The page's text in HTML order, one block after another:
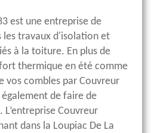
est une entreprise de
les travaux d'isolation et
à la toiture. En plus de
thermique en été comme
vos combles par Couvreur
de faire de
L’entreprise Couvreur
dans la Loupiac De La